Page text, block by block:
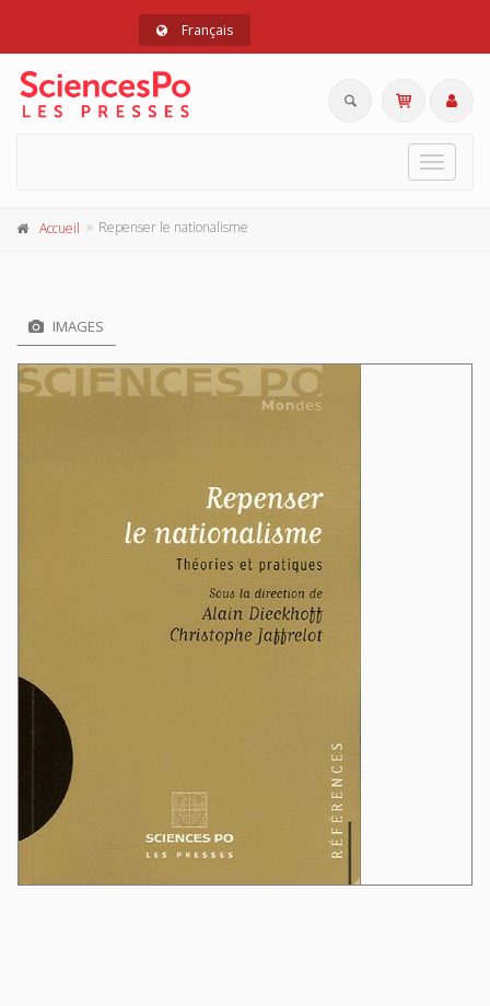
Français
Toggle
Accueil Repenser le nationalisme
IMAGES